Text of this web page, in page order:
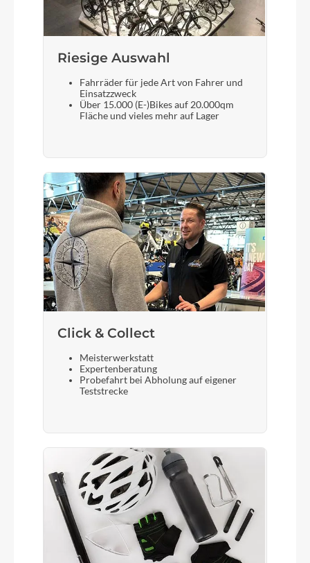
Shimano HB-MT200, Centerlock, Disc,
Schnellspanner
Scheinwerfer
B&M Myc, 50 Lux, LED
Laufradgröße
28"
Gepäckträger
Racktime / BGM Trekking Pro, Snapit 2.0 System,
integrierte Schutzblechaufnahme
Schalthebel
Shimano Nexus, SL-C7000, 5-fach, Drehgriffe
Scheibenbremse
Steuersatz
Acros, A-Headset, semi-integriert, 1.5", mit
integrierter Kabeldurchführung
Riesige Auswahl
Fahrräder für jede Art von Fahrer und
Einsatzzweck
Über 15.000 (E-)Bikes auf 20.000qm
Fläche und vieles mehr auf Lager
Click & Collect
Meisterwerkstatt
Expertenberatung
Probefahrt bei Abholung auf eigener
Teststrecke